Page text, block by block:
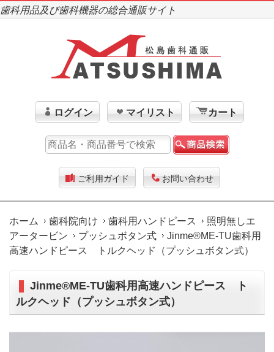
歯科用品及び歯科機器の総合通販サイト
ログイン マイリスト カート
ご利用ガイド お問い合わせ
ホーム 歯科院向け 歯科用ハンドピース
照明無しエ
アータービン
プッシュボタン式
Jinme®ME-TU歯科用
高速ハンドピース トルクヘッド（プッシュボタン式）
Jinme®ME-TU歯科用高速ハンドピース ト
ルクヘッド（プッシュボタン式）